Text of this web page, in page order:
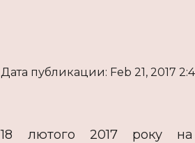
Дата публикации: Feb 21, 2017
18 лютого 2017 року на